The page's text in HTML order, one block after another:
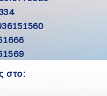
στο: